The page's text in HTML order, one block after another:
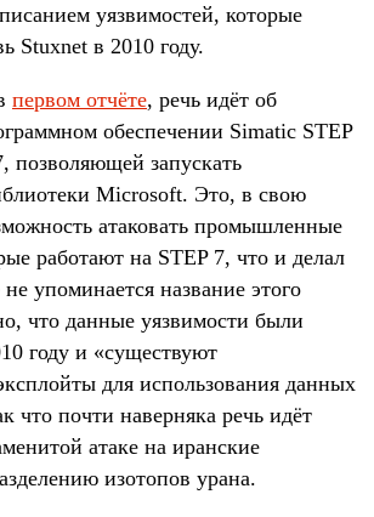
уязвимостей, которые
Stuxnet в 2010 году.
первом отчёте, речь идёт об
обеспечении Simatic STEP
позволяющей запускать
Microsoft. Это, в свою
атаковать промышленные
работают на STEP 7, что и делал
упоминается название этого
что данные уязвимости были
году и «существуют
для использования данных
что почти наверняка речь идёт
атаке на иранские
изотопов урана.